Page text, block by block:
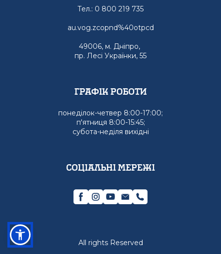
Тел.: 0 800 219 735
au.vog.zcopnd%40otpcd
49006, м. Дніпро,
пр. Лесі Українки, 55
графік роботи
понеділок-четвер 8:00-17:00;
п'ятниця 8:00-15:45;
субота-неділя вихідні
Соціальні мережі
All rights Reserved